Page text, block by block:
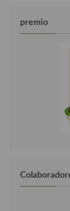
premio